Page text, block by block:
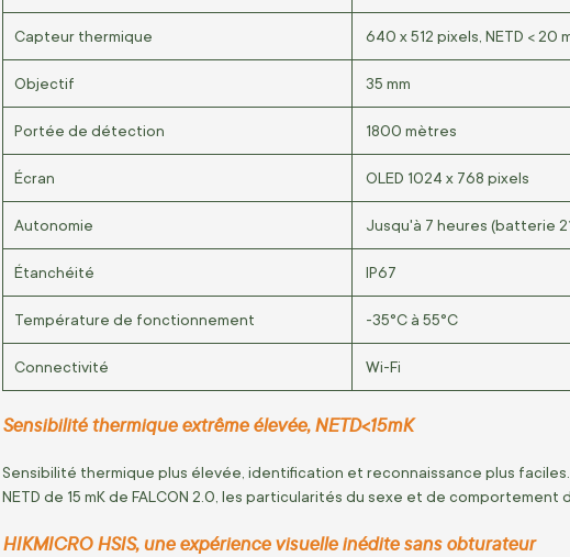
Capteur thermique 640 x 512 pixels, NETD < 20
Objectif 35 mm
Portée de détection 1800 mètres
Écran OLED 1024 x 768 pixels
Autonomie Jusqu'à 7 heures (batterie
Étanchéité IP67
Température de fonctionnement -35°C à 55°C
Connectivité Wi-Fi
Sensibilité thermique extrême élevée, NETD<15mK
Sensibilité thermique plus élevée, identification et reconnaissance plus
NETD de 15 mK de FALCON 2.0, les particularités du sexe et de
HIKMICRO HSIS, une expérience visuelle inédite sans obturateur